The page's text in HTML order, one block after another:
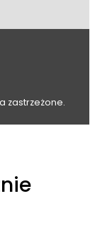
zastrzeżone.